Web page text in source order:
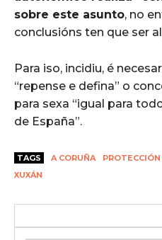
sobre este asunto, no
conclusións ten que ser
Para iso, incidiu, é
“repense e defina” o
para sexa “igual para
de España”.
TAGS A CORUÑA
XUXÁN